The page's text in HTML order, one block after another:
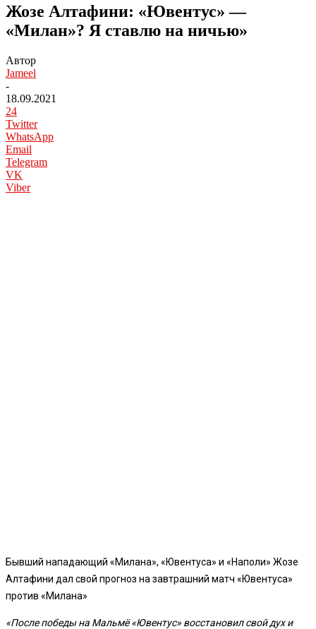
Жозе Алтафини: «Ювентус» —
«Милан»? Я ставлю на ничью»
Автор
Jameel
-
18.09.2021
24
Twitter
WhatsApp
Email
Telegram
VK
Viber
Бывший нападающий «Милана», «Ювентуса» и «Наполи» Жозе
Алтафини дал свой прогноз на завтрашний матч «Ювентуса»
против «Милана»
«После победы на Мальмё «Ювентус» восстановил свой дух и